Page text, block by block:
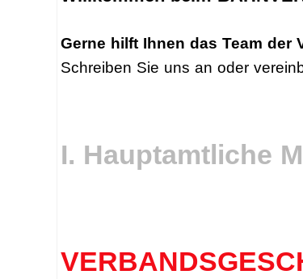
Gerne hilft Ihnen das Team der
Schreiben Sie uns an oder
I. Hauptamtliche